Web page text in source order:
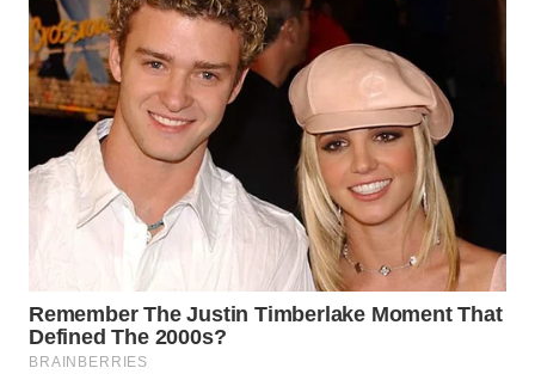
SEMARANG
WN
SOLO
WN
BOROBUDUR
WN
SURABAYA